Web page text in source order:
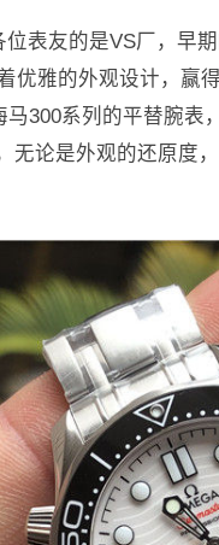
表友的是VS厂，早
优雅的外观设计，赢
300系列的平替腕表
无论是外观的还原度